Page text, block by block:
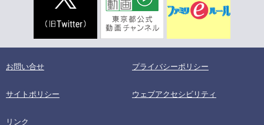
お問い合せ プライバシーポリシー
サイトポリシー ウェブアクセシビリティ
リンク